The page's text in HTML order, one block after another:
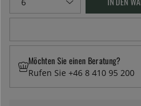
Möchten Sie einen Beratung?
Rufen Sie +46 8 410 95 200